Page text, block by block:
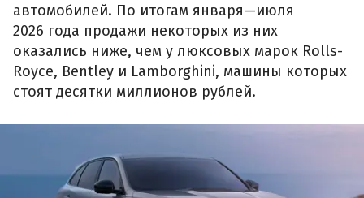
автомобилей. По итогам января—июля
2026 года продажи некоторых из них
оказались ниже, чем у люксовых марок Rolls-
Royce, Bentley и Lamborghini, машины которых
стоят десятки миллионов рублей.